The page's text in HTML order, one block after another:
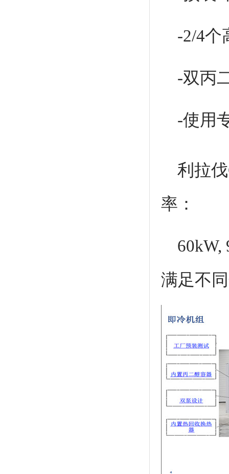
-2/4个
-双丙
-使用
利拉
率：
60kW,
满足不